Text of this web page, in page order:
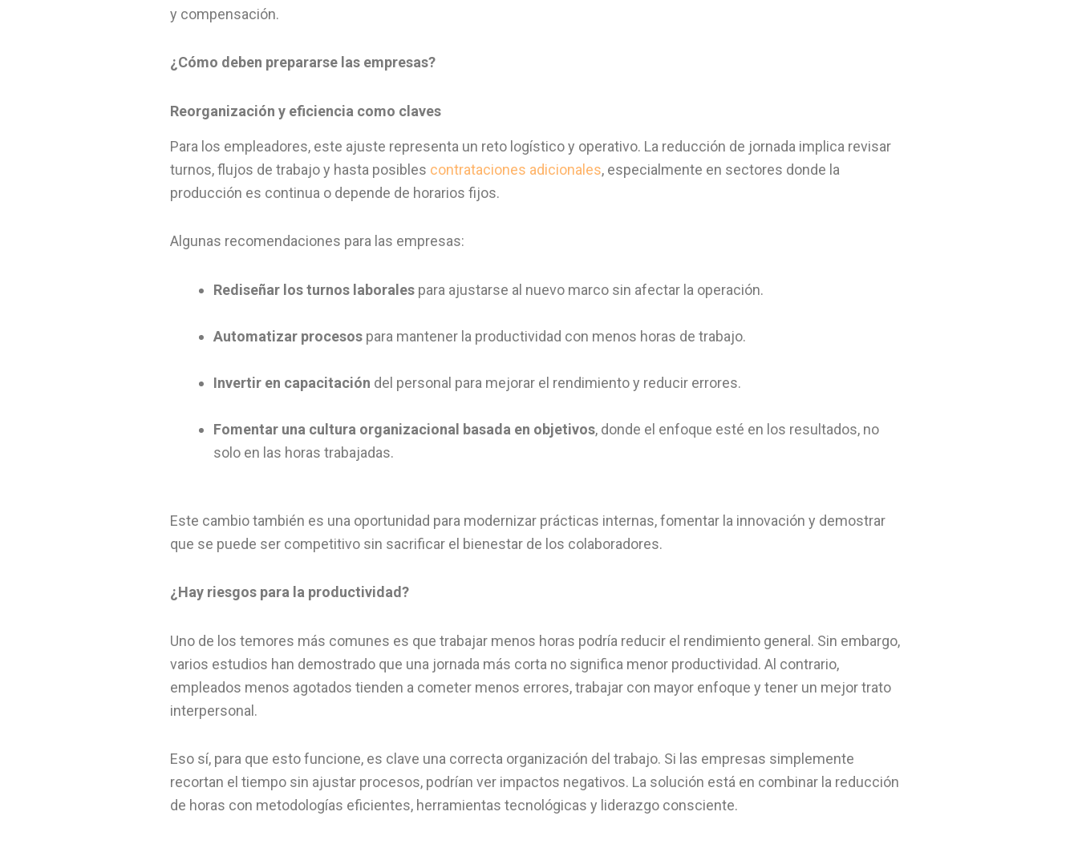
y compensación.
¿Cómo deben prepararse las empresas?
Reorganización y eficiencia como claves
Para los empleadores, este ajuste representa un reto logístico y operativo. La reducción de jornada implica revisar
turnos, flujos de trabajo y hasta posibles contrataciones adicionales, especialmente en sectores donde la
producción es continua o depende de horarios fijos.
Algunas recomendaciones para las empresas:
Rediseñar los turnos laborales para ajustarse al nuevo marco sin afectar la operación.
Automatizar procesos para mantener la productividad con menos horas de trabajo.
Invertir en capacitación del personal para mejorar el rendimiento y reducir errores.
Fomentar una cultura organizacional basada en objetivos, donde el enfoque esté en los resultados, no
solo en las horas trabajadas.
Este cambio también es una oportunidad para modernizar prácticas internas, fomentar la innovación y demostrar
que se puede ser competitivo sin sacrificar el bienestar de los colaboradores.
¿Hay riesgos para la productividad?
Uno de los temores más comunes es que trabajar menos horas podría reducir el rendimiento general. Sin embargo,
varios estudios han demostrado que una jornada más corta no significa menor productividad. Al contrario,
empleados menos agotados tienden a cometer menos errores, trabajar con mayor enfoque y tener un mejor trato
interpersonal.
Eso sí, para que esto funcione, es clave una correcta organización del trabajo. Si las empresas simplemente
recortan el tiempo sin ajustar procesos, podrían ver impactos negativos. La solución está en combinar la reducción
de horas con metodologías eficientes, herramientas tecnológicas y liderazgo consciente.